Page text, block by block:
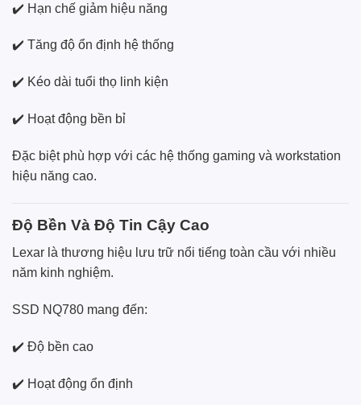
✔️ Hạn chế giảm hiệu năng
✔️ Tăng độ ổn định hệ thống
✔️ Kéo dài tuổi thọ linh kiện
✔️ Hoạt động bền bỉ
Đặc biệt phù hợp với các hệ thống gaming và workstation
hiệu năng cao.
Độ Bền Và Độ Tin Cậy Cao
Lexar là thương hiệu lưu trữ nổi tiếng toàn cầu với nhiều
năm kinh nghiệm.
SSD NQ780 mang đến:
✔️ Độ bền cao
✔️ Hoạt động ổn định